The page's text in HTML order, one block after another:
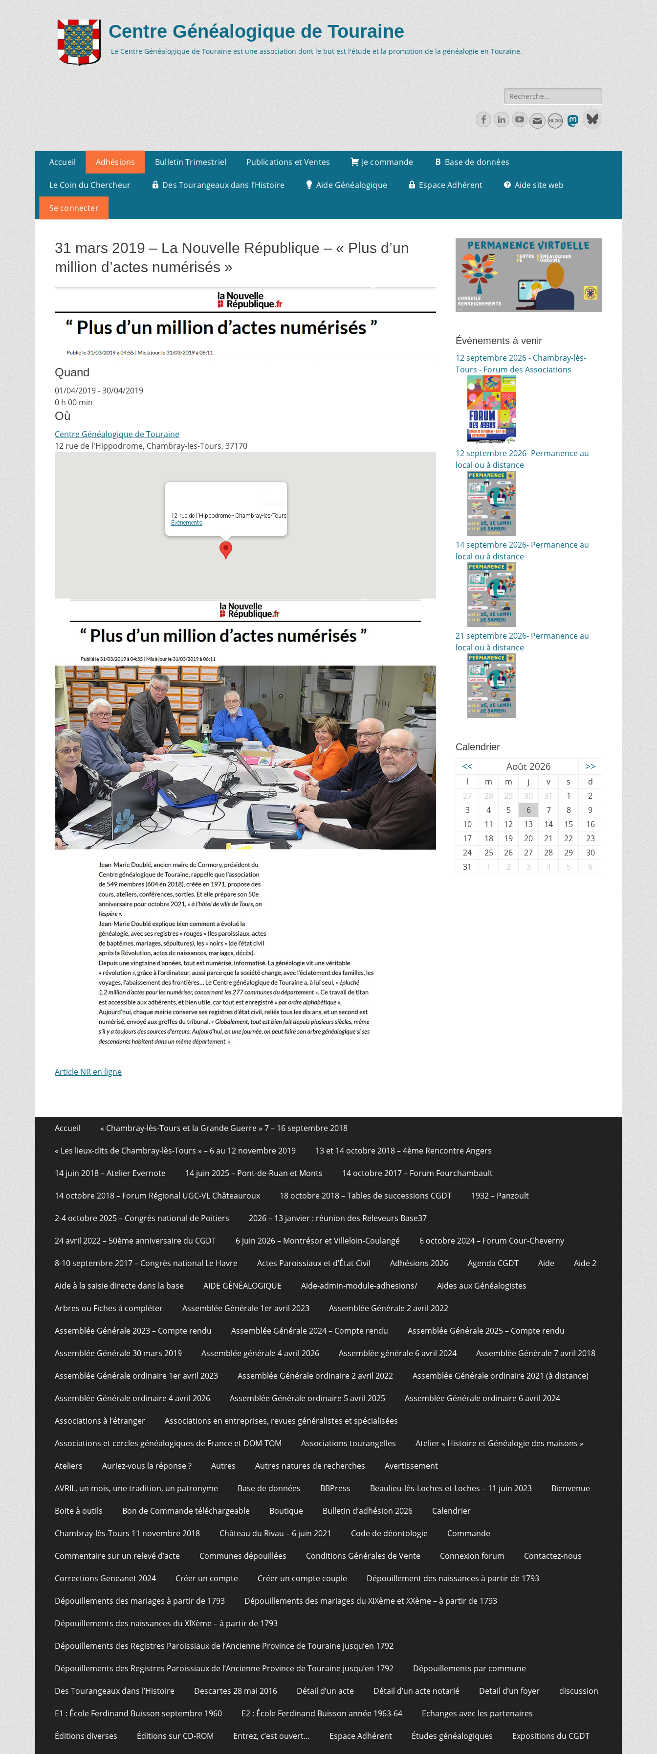
Centre Généalogique de Touraine
Le Centre Généalogique de Touraine est une association dont le but est l'étude et la promotion de la généalogie en Touraine.
Recherche
de:
FacebookLinkedlnYoutube
Menu
primaire
contenu
Accueil Adhésions Bulletin Trimestriel Publications et Ventes Je commande Base de données
Le Coin du Chercheur Des Tourangeaux dans l’Histoire Aide Généalogique Espace Adhérent Aide site web
Se connecter
31 mars 2019 – La Nouvelle République – « Plus d’un
million d’actes numérisés »
Quand
01/04/2019 - 30/04/2019
0 h 00 min
Où
Centre Généalogique de Touraine
12 rue de l'Hippodrome, Chambray-les-Tours, 37170
12 rue de l'Hippodrome - Chambray-les-Tours
Évènements
Article NR en ligne
Évènements à venir
12 septembre 2026 - Chambray-lès-
Tours - Forum des Associations
12 septembre 2026- Permanence au
local ou à distance
14 septembre 2026- Permanence au
local ou à distance
21 septembre 2026- Permanence au
local ou à distance
Calendrier
<< Août 2026 >>
l m m j v s
d
27
28 29 30 31 1
2
3
4 5 6 7 8
9
10
11 12 13 14 15
16
17
18 19 20 21 22
23
24
25 26 27 28 29
30
31
1 2 3 4 5 6
Menu
de
page
contenu
Accueil « Chambray-lès-Tours et la Grande Guerre » 7 – 16 septembre 2018
« Les lieux-dits de Chambray-lès-Tours » – 6 au 12 novembre 2019 13 et 14 octobre 2018 – 4ème Rencontre Angers
14 juin 2018 – Atelier Evernote 14 juin 2025 – Pont-de-Ruan et Monts 14 octobre 2017 – Forum Fourchambault
14 octobre 2018 – Forum Régional UGC-VL Châteauroux 18 octobre 2018 – Tables de successions CGDT 1932 – Panzoult
2-4 octobre 2025 – Congrès national de Poitiers 2026 – 13 janvier : réunion des Releveurs Base37
24 avril 2022 – 50ème anniversaire du CGDT 6 juin 2026 – Montrésor et Villeloin-Coulangé 6 octobre 2024 – Forum Cour-Cheverny
8-10 septembre 2017 – Congrès national Le Havre Actes Paroissiaux et d’État Civil Adhésions 2026 Agenda CGDT Aide Aide 2
Aide à la saisie directe dans la base AIDE GÉNÉALOGIQUE Aide-admin-module-adhesions/ Aides aux Généalogistes
Arbres ou Fiches à compléter Assemblée Générale 1er avril 2023 Assemblée Générale 2 avril 2022
Assemblée Générale 2023 – Compte rendu Assemblée Générale 2024 – Compte rendu Assemblée Générale 2025 – Compte rendu
Assemblée Générale 30 mars 2019 Assemblée générale 4 avril 2026 Assemblée générale 6 avril 2024 Assemblée Générale 7 avril 2018
Assemblée Générale ordinaire 1er avril 2023 Assemblée Générale ordinaire 2 avril 2022 Assemblée Générale ordinaire 2021 (à distance)
Assemblée Générale ordinaire 4 avril 2026 Assemblée Générale ordinaire 5 avril 2025 Assemblée Générale ordinaire 6 avril 2024
Associations à l’étranger Associations en entreprises, revues généralistes et spécialisées
Associations et cercles généalogiques de France et DOM-TOM Associations tourangelles Atelier « Histoire et Généalogie des maisons »
Ateliers Auriez-vous la réponse ? Autres Autres natures de recherches Avertissement
AVRIL, un mois, une tradition, un patronyme Base de données BBPress Beaulieu-lès-Loches et Loches – 11 juin 2023 Bienvenue
Boite à outils Bon de Commande téléchargeable Boutique Bulletin d’adhésion 2026 Calendrier
Chambray-lès-Tours 11 novembre 2018 Château du Rivau – 6 juin 2021 Code de déontologie Commande
Commentaire sur un relevé d’acte Communes dépouillées Conditions Générales de Vente Connexion forum Contactez-nous
Corrections Geneanet 2024 Créer un compte Créer un compte couple Dépouillement des naissances à partir de 1793
Dépouillements des mariages à partir de 1793 Dépouillements des mariages du XIXème et XXème – à partir de 1793
Dépouillements des naissances du XIXème – à partir de 1793
Dépouillements des Registres Paroissiaux de l’Ancienne Province de Touraine jusqu’en 1792
Dépouillements des Registres Paroissiaux de l’Ancienne Province de Touraine jusqu’en 1792 Dépouillements par commune
Des Tourangeaux dans l’Histoire Descartes 28 mai 2016 Détail d’un acte Détail d’un acte notarié Detail d’un foyer discussion
E1 : École Ferdinand Buisson septembre 1960 E2 : École Ferdinand Buisson année 1963-64 Echanges avec les partenaires
Éditions diverses Éditions sur CD-ROM Entrez, c’est ouvert… Espace Adhérent Études généalogiques Expositions du CGDT